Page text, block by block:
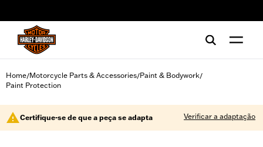
Home/Motorcycle Parts & Accessories/Paint & Bodywork/
Paint Protection
Certifique-se de que a peça se adapta Verificar a adaptação